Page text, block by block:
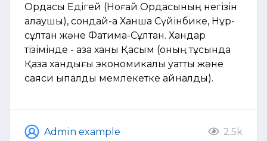
Ордасы Едігей (Ноғай Ордасының негізін
қалаушы), сондай-ақ Ханша Сүйінбике, Нұр-
сұлтан және Фатима-Сұлтан. Хандар
тізімінде - қазақ ханы Қасым (оның тұсында
Қазақ хандығы экономикалық қуатты және
саяси ықпалды мемлекетке айналды).
Admin example 2.5k